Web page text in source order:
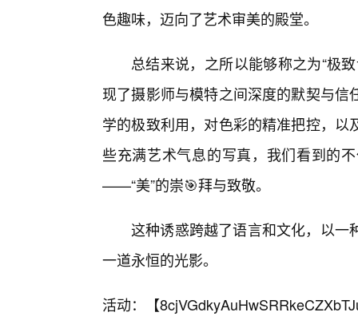
色趣味，迈向了艺术审美的殿堂。
总结来说，之所以能够称之为“极
现了摄影师与模特之间深度的默契与
学的极致利用，对色彩的精准把控，
些充满艺术气息的写真，我们看到的
——“美”的崇🎯拜与致敬。
这种诱惑跨越了语言和文化，以一
一道永恒的光影。
活动：【